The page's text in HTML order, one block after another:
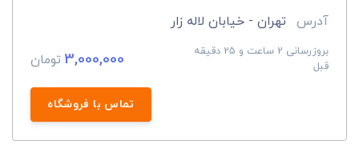
آدرس تهران - خیابان لاله زار
بروزرسانی 2 ساعت و 25 دقیقه
قبل
3,000,000 تومان
تماس با فروشگاه